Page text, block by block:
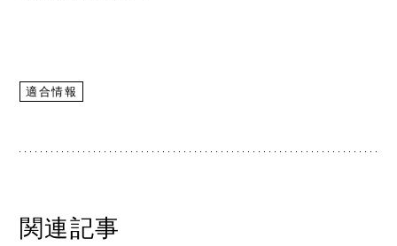
適合情報
関連記事